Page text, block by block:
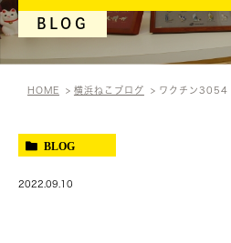
BLOG
HOME 横浜ねこブログ ワクチン3054
BLOG
2022.09.10